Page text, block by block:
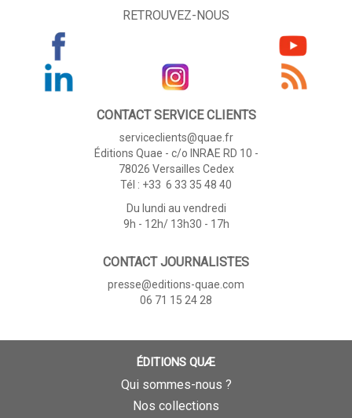
RETROUVEZ-NOUS
CONTACT SERVICE CLIENTS
serviceclients@quae.fr
Éditions Quae - c/o INRAE RD 10 -
78026 Versailles Cedex
Tél : +33 6 33 35 48 40
Du lundi au vendredi
9h - 12h/ 13h30 - 17h
CONTACT JOURNALISTES
presse@editions-quae.com
06 71 15 24 28
ÉDITIONS QUÆ
Qui sommes-nous ?
Nos collections